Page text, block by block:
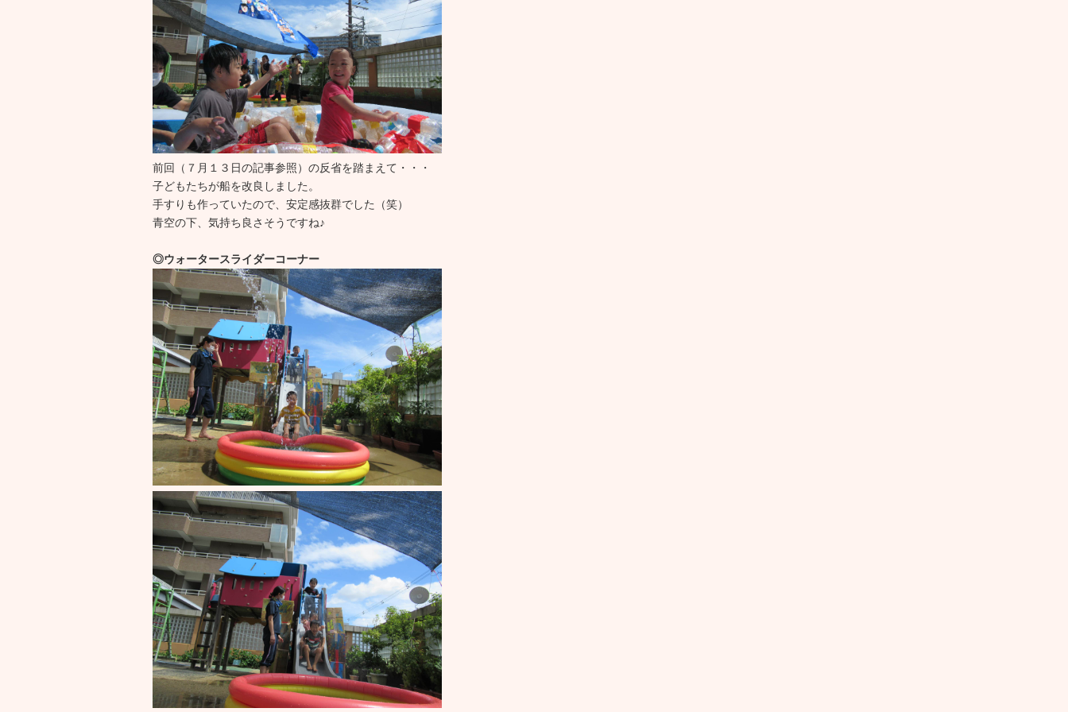
前回（７月１３日の記事参照）の反省を踏まえて・・・
子どもたちが船を改良しました。
手すりも作っていたので、安定感抜群でした（笑）
青空の下、気持ち良さそうですね♪
◎ウォータースライダーコーナー